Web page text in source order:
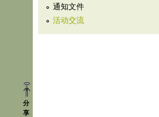
分
享
通知文件
活动交流